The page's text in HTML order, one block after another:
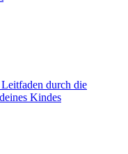
durch die
Kindes